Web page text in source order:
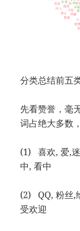
分类总结前五
先看赞誉，毫
词占绝大多数
(1) 喜欢, 爱,
中, 看中
(2) QQ, 粉丝,
受欢迎